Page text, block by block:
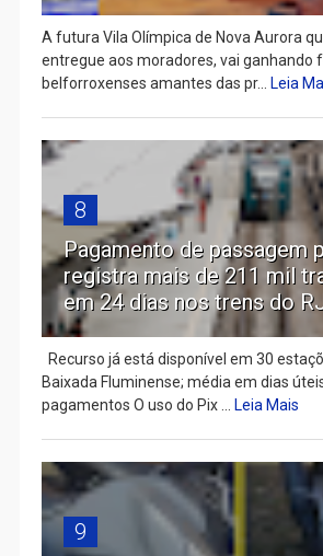
A futura Vila Olímpica de Nova Aurora
entregue aos moradores, vai ganhando
belforroxenses amantes das pr...
Leia
8
Pagamento de passagem
registra mais de 211 mil
em 24 dias nos trens do
Recurso já está disponível em 30
Baixada Fluminense; média em dias
pagamentos O uso do Pix ...
Leia Mais
9